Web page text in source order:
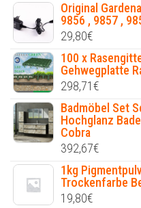
Original
9856 , 9857 ,
29,80€
100 x
Gehwegplatte
298,71€
Badmöbel Set
Hochglanz
Cobra
392,67€
1kg
Trockenfarbe
19,80€